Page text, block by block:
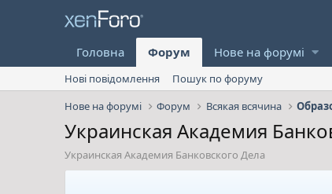
Головна Форум Нове на форумі
Нові повідомлення
Пошук по форуму
Нове на форумі
Форум Всякая всячина
Украинская Академия
Украинская Академия Банковского Дела